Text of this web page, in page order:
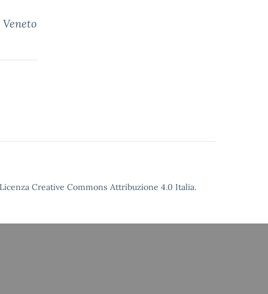
Licenza Creative Commons Attribuzione 4.0 Italia.